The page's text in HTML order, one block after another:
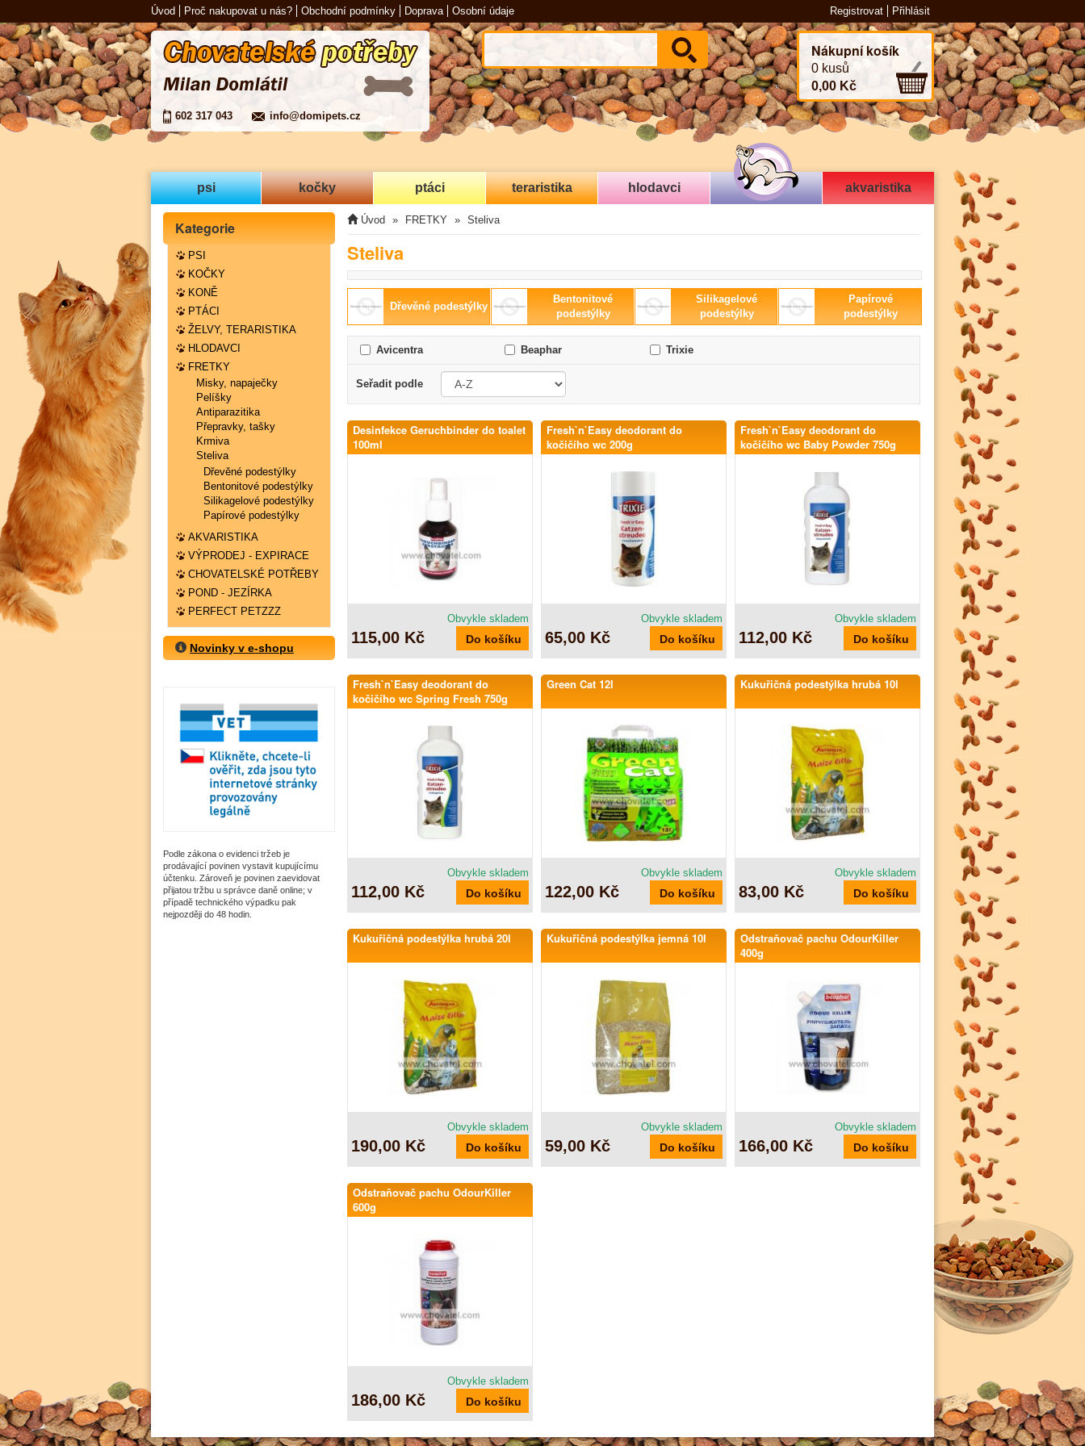
Registrovat Přihlásit
Úvod Proč nakupovat u nás? Obchodní podmínky Doprava Osobní údaje
602 317 043 info@domipets.cz
Nákupní košík
0 kusů
0,00 Kč
psi kočky ptáci teraristika hlodavci akvaristika
Kategorie
PSI
KOČKY
KONĚ
PTÁCI
ŽELVY, TERARISTIKA
HLODAVCI
FRETKY
Misky, napaječky
Pelíšky
Antiparazitika
Přepravky, tašky
Krmiva
Steliva
Dřevěné podestýlky
Bentonitové podestýlky
Silikagelové podestýlky
Papírové podestýlky
AKVARISTIKA
VÝPRODEJ - EXPIRACE
CHOVATELSKÉ POTŘEBY
POND - JEZÍRKA
PERFECT PETZZZ
Novinky v e-shopu
Podle zákona o evidenci tržeb je
prodávající povinen vystavit kupujícímu
účtenku. Zároveň je povinen zaevidovat
přijatou tržbu u správce daně online; v
případě technického výpadku pak
nejpozději do 48 hodin.
Úvod FRETKY Steliva
Steliva
Dřevěné podestýlky
Bentonitové
podestýlky
Silikagelové
podestýlky
Papírové
podestýlky
Avicentra Beaphar Trixie
Seřadit podle
Desinfekce Geruchbinder do toalet
100ml
Obvykle skladem
115,00 Kč
Fresh`n`Easy deodorant do
kočičího wc 200g
Obvykle skladem
65,00 Kč
Fresh`n`Easy deodorant do
kočičího wc Baby Powder 750g
Obvykle skladem
112,00 Kč
Fresh`n`Easy deodorant do
kočičího wc Spring Fresh 750g
Obvykle skladem
112,00 Kč
Green Cat 12l
Obvykle skladem
122,00 Kč
Kukuřičná podestýlka hrubá 10l
Obvykle skladem
83,00 Kč
Kukuřičná podestýlka hrubá 20l
Obvykle skladem
190,00 Kč
Kukuřičná podestýlka jemná 10l
Obvykle skladem
59,00 Kč
Odstraňovač pachu OdourKiller
400g
Obvykle skladem
166,00 Kč
Odstraňovač pachu OdourKiller
600g
Obvykle skladem
186,00 Kč